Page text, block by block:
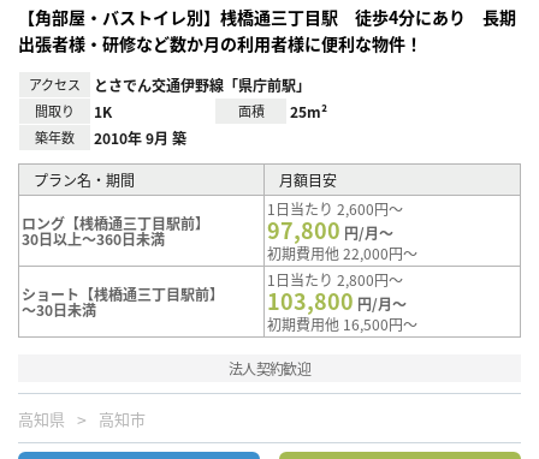
【角部屋・バストイレ別】桟橋通三丁目駅 徒歩4分にあり 長期
出張者様・研修など数か月の利用者様に便利な物件！
アクセス とさでん交通伊野線「県庁前駅」
間取り 1K 面積 25m²
築年数 2010年 9月 築
プラン名・期間 月額目安
ロング【桟橋通三丁目駅前】
30日以上～360日未満
1日当たり 2,600円～
97,800 円/月～
初期費用他 22,000円～
ショート【桟橋通三丁目駅前】
～30日未満
1日当たり 2,800円～
103,800 円/月～
初期費用他 16,500円～
法人契約歓迎
高知県 高知市